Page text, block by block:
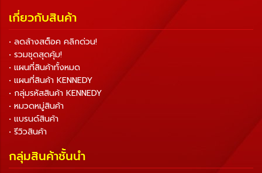
เกี่ยวกับสินค้า
• ลดล้างสต็อค คลิกด่วน!
• รวมชุดสุดคุ้ม!
• แผนที่สินค้าทั้งหมด
• แผนที่สินค้า KENNEDY
• กลุ่มรหัสสินค้า KENNEDY
• หมวดหมู่สินค้า
• แบรนด์สินค้า
• รีวิวสินค้า
กลุ่มสินค้าชั้นนำ